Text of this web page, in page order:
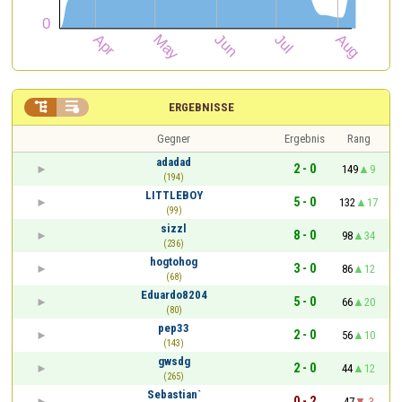
ERGEBNISSE
 
Gegner Ergebnis
Rang
adadad
(194)
2 - 0 149
9
LITTLEBOY
(99)
5 - 0 132
17
sizzl
(236)
8 - 0 98
34
hogtohog
(68)
3 - 0 86
12
Eduardo8204
(80)
5 - 0 66
20
pep33
(143)
2 - 0 56
10
gwsdg
(265)
2 - 0 44
12
Sebastian`